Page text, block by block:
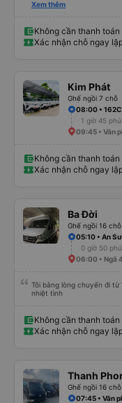
nên tôi biết khi nào tài xế
này. Tôi thường xuyên sử
Hồ Chí Minh và Vũng Tàu.
Xem thêm
Không cần thanh toán
Xác nhận chỗ ngay
Kim Phát
Ghế ngồi 7 chỗ
08:00 •
1 giờ 45
09:45 • Văn
Không cần thanh toán
Xác nhận chỗ ngay
Ba Đời
Ghế ngồi 16 chỗ
05:10 • An
0 giờ 50
06:00 • Ngã
Tôi bằng lòng chuyến đi
nhiệt tình
Không cần thanh toán
Xác nhận chỗ ngay
Thanh
Ghế ngồi 16 chỗ
07:45 • Văn